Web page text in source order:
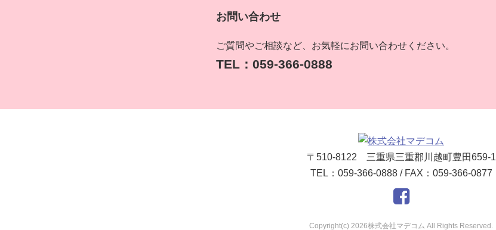
お問い合わせ
ご質問やご相談など、お気軽にお問い合わせください。
TEL：059-366-0888
〒510-8122 三重県三重郡川越町豊田659-1
TEL：059-366-0888 / FAX：059-366-0877
Copyright(c) 2026株式会社マデコム All Rights Reserved.